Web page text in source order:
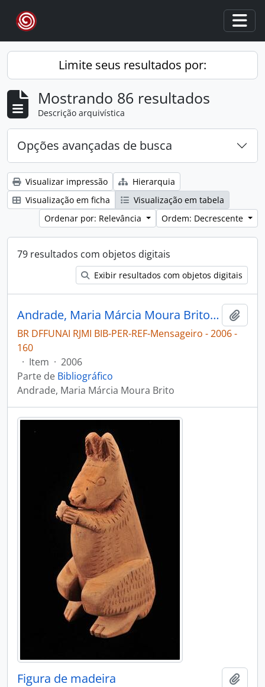
Skip to main content
Limite seus resultados por:
Mostrando 86 resultados
Descrição arquivística
Opções avançadas de busca
Visualizar impressão
Hierarquia
Visualização em ficha
Visualização em tabela
Ordenar por: Relevância
Ordem: Decrescente
79 resultados com objetos digitais
Exibir resultados com objetos digitais
Andrade, Maria Márcia Moura Brito. Formatura dos professores indígenas Kambiwá proformação 2006 [Mensageiro]
BR DFFUNAI RJMI BIB-PER-REF-Mensageiro - 2006 -
160
· Item · 2006
Parte de Bibliográfico
Andrade, Maria Márcia Moura Brito
Figura de madeira